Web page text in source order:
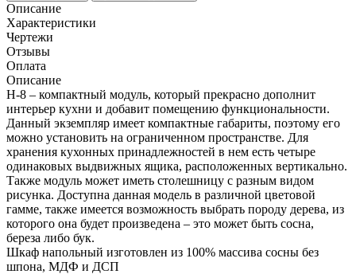
Описание
Характеристики
Чертежи
Отзывы
Оплата
Описание
Н-8 – компактный модуль, который прекрасно дополнит
интерьер кухни и добавит помещению функциональности.
Данный экземпляр имеет компактные габариты, поэтому его
можно установить на ограниченном пространстве. Для
хранения кухонных принадлежностей в нем есть четыре
одинаковых выдвижных ящика, расположенных вертикально.
Также модуль может иметь столешницу с разным видом
рисунка. Доступна данная модель в различной цветовой
гамме, также имеется возможность выбрать породу дерева, из
которого она будет произведена – это может быть сосна,
береза либо бук.
Шкаф напольный изготовлен из 100% массива сосны без
шпона, МДФ и ДСП